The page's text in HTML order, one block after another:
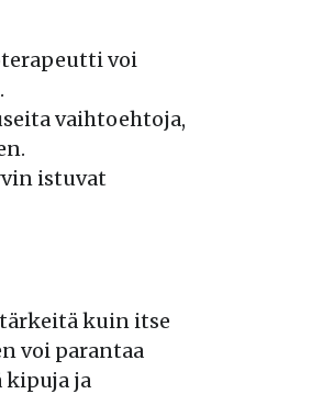
voi
vaihtoehtoja,
istuvat
kuin itse
voi parantaa
kipuja ja